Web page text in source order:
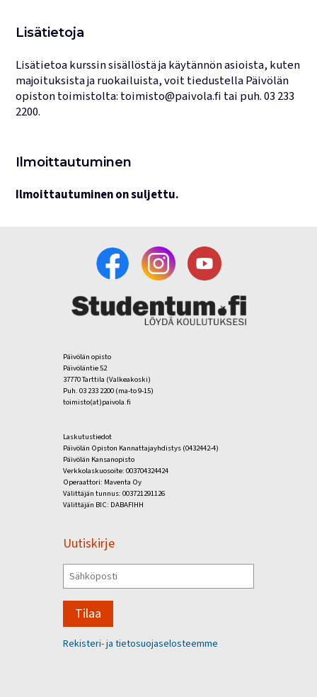
Lisätietoja
Lisätietoa kurssin sisällöstä ja käytännön asioista, kuten
majoituksista ja ruokailuista, voit tiedustella Päivölän
opiston toimistolta: toimisto@paivola.fi tai puh.03 233
2200.
Ilmoittautuminen
Ilmoittautuminen on suljettu.
Päivölän opisto
Päivöläntie 52
37770 Tarttila (Valkeakoski)
Puh. 03 233 2200 (ma-to 9-15)
toimisto(at)paivola.fi
Laskutustiedot
Päivölän Opiston Kannattajayhdistys (0432442-4)
Päivölän Kansanopisto
Verkkolaskuosoite: 003704324424
Operaattori: Maventa Oy
Välittäjän tunnus: 003721291126
Välittäjän BIC: DABAFIHH
Uutiskirje
Tilaa
Rekisteri- ja tietosuojaselosteemme